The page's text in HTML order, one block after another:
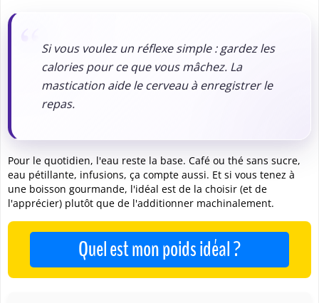
Si vous voulez un réflexe simple : gardez les
calories pour ce que vous mâchez. La
mastication aide le cerveau à enregistrer le
repas.
Pour le quotidien, l'eau reste la base. Café ou thé sans sucre,
eau pétillante, infusions, ça compte aussi. Et si vous tenez à
une boisson gourmande, l'idéal est de la choisir (et de
l'apprécier) plutôt que de l'additionner machinalement.
Quel est mon poids idéal ?